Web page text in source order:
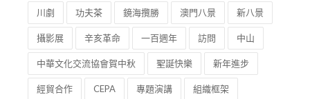
川劇 功夫茶 鏡海攬勝 澳門八景 新八景
攝影展 辛亥革命 一百週年 訪問 中山
中華文化交流協會賀中秋 聖誕快樂 新年進步
經貿合作 CEPA 專題演講 組織框架